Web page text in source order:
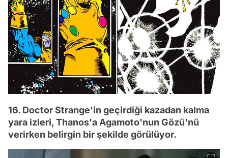
16. Doctor Strange'in geçirdiği kazadan kalma
yara izleri, Thanos'a Agamoto'nun Gözü'nü
verirken belirgin bir şekilde görülüyor.